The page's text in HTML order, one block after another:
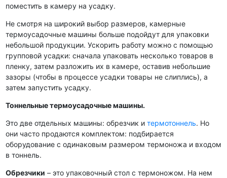
поместить в камеру на усадку.
Не смотря на широкий выбор размеров, камерные
термоусадочные машины больше подойдут для упаковки
небольшой продукции. Ускорить работу можно с помощью
групповой усадки: сначала упаковать несколько товаров в
пленку, затем разложить их в камере, оставив небольшие
зазоры (чтобы в процессе усадки товары не слиплись), а
затем запустить усадку.
Тоннельные термоусадочные машины.
Это две отдельных машины: обрезчик и термотоннель. Но
они часто продаются комплектом: подбирается
оборудование с одинаковым размером термоножа и входом
в тоннель.
Обрезчики – это упаковочный стол с термоножом. На нем